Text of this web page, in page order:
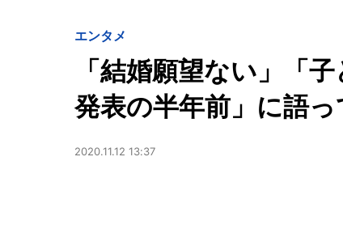
エンタメ
「結婚願望ない」「
発表の半年前」に語
2020.11.12 13:37